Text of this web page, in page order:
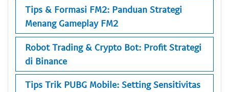
Tips & Formasi FM2: Panduan Strategi
Menang Gameplay FM2
Robot Trading & Crypto Bot: Profit Strategi
di Binance
Tips Trik PUBG Mobile: Setting Sensitivitas